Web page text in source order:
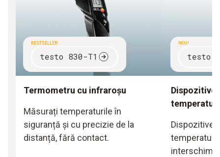
BESTSELLER
testo 830-T1
Termometru cu infraroșu
Măsurați temperaturile în
siguranță și cu precizie de la
distanță, fără contact.
NOU!
testo
Dispozitive
Dispozitive